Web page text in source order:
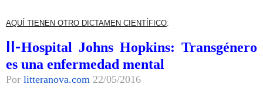
AQUÍ TIENEN OTRO DICTAMEN CIENTÍFICO:
II-Hospital Johns Hopkins: Transgénero
es una enfermedad mental
Por litteranova.com 22/05/2016